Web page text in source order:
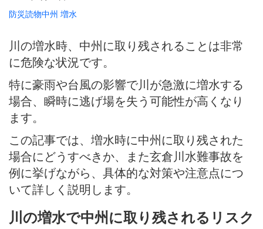
防災読物中州 増水
川の増水時、中州に取り残されることは非常
に危険な状況です。
特に豪雨や台風の影響で川が急激に増水する
場合、瞬時に逃げ場を失う可能性が高くなり
ます。
この記事では、増水時に中州に取り残された
場合にどうすべきか、また玄倉川水難事故を
例に挙げながら、具体的な対策や注意点につ
いて詳しく説明します。
川の増水で中州に取り残されるリスク